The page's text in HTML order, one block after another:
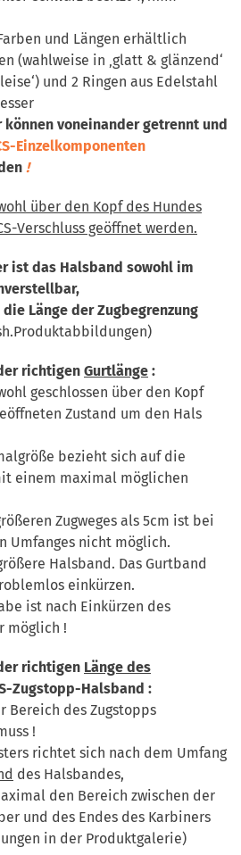
und Längen erhältlich
(wahlweise in ‚glatt & glänzend‘
und 2 Ringen aus Edelstahl
voneinander getrennt und
Einzelkomponenten
!
über den Kopf des Hundes
Verschluss geöffnet werden.
ist das Halsband sowohl im
Länge der Zugbegrenzung
richtigen Gurtlänge :
geschlossen über den Kopf
Zustand um den Hals
bezieht sich auf die
einem maximal möglichen
Zugweges als 5cm ist bei
Umfanges nicht möglich.
Halsband. Das Gurtband
einkürzen.
ist nach Einkürzen des
möglich !
richtigen Länge des
Zugstopp-Halsband :
Bereich des Zugstopps
!
richtet sich nach dem Umfang
des Halsbandes,
den Bereich zwischen der
und des Endes des Karbiners
in der Produktgalerie)